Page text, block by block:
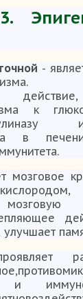
-
к
в
мозговое
и